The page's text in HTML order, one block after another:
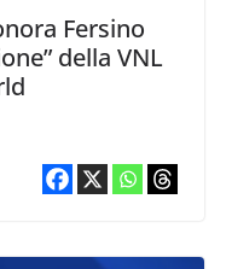
Fersino
della VNL